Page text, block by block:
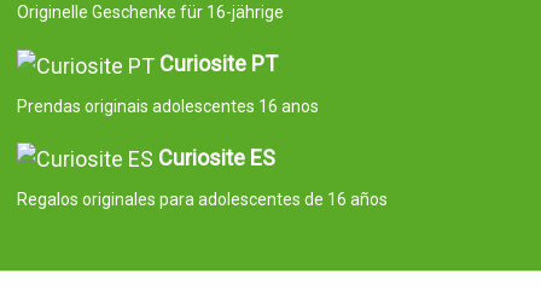
Originelle Geschenke für 16-jährige
Curiosite PT
Prendas originais adolescentes 16 anos
Curiosite ES
Regalos originales para adolescentes de 16 años